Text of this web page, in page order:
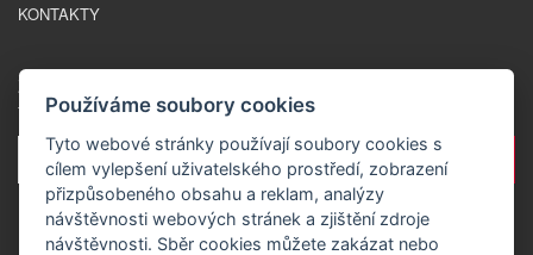
KONTAKTY
ZŮSTAŇME V KONTAKTU
Používáme soubory cookies
Tyto webové stránky používají soubory cookies s
cílem vylepšení uživatelského prostředí, zobrazení
přizpůsobeného obsahu a reklam, analýzy
návštěvnosti webových stránek a zjištění zdroje
návštěvnosti. Sběr cookies můžete zakázat nebo